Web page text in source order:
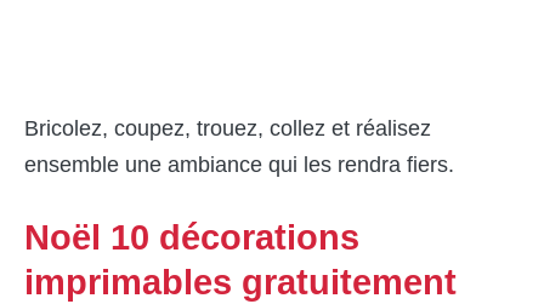
Bricolez, coupez, trouez, collez et réalisez
ensemble une ambiance qui les rendra fiers.
Noël 10 décorations
imprimables gratuitement